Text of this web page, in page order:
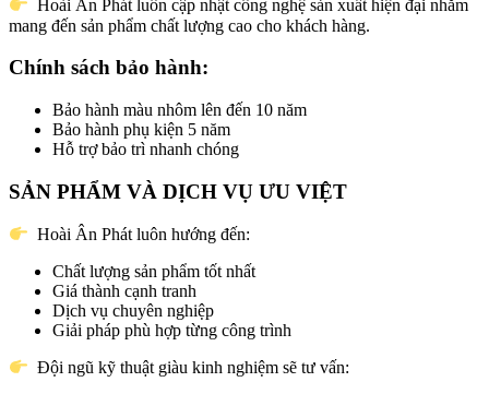
Hoài Ân Phát luôn cập nhật công nghệ sản xuất hiện đại nhằm
mang đến sản phẩm chất lượng cao cho khách hàng.
Chính sách bảo hành:
Bảo hành màu nhôm lên đến 10 năm
Bảo hành phụ kiện 5 năm
Hỗ trợ bảo trì nhanh chóng
SẢN PHẨM VÀ DỊCH VỤ ƯU VIỆT
Hoài Ân Phát luôn hướng đến:
Chất lượng sản phẩm tốt nhất
Giá thành cạnh tranh
Dịch vụ chuyên nghiệp
Giải pháp phù hợp từng công trình
Đội ngũ kỹ thuật giàu kinh nghiệm sẽ tư vấn: